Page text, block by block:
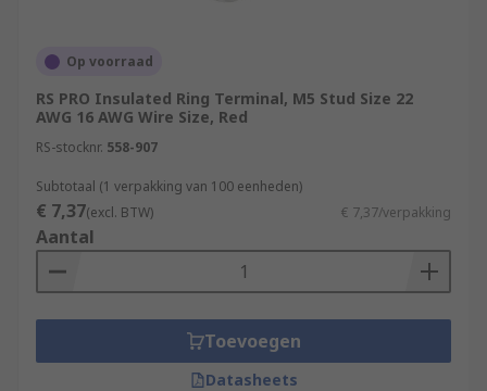
Op voorraad
RS PRO Insulated Ring Terminal, M5 Stud Size 22
AWG 16 AWG Wire Size, Red
RS-stocknr. 558-907
Subtotaal (1 verpakking van 100 eenheden)
€ 7,37(excl. BTW) € 7,37/verpakking
Aantal
Toevoegen
Datasheets